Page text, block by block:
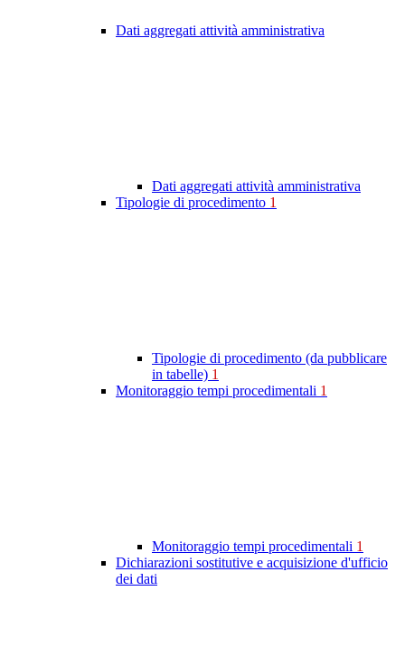
Dati aggregati attività amministrativa
Dati aggregati attività amministrativa
Tipologie di procedimento 1
Tipologie di procedimento (da pubblicare
in tabelle) 1
Monitoraggio tempi procedimentali 1
Monitoraggio tempi procedimentali 1
Dichiarazioni sostitutive e acquisizione d'ufficio
dei dati